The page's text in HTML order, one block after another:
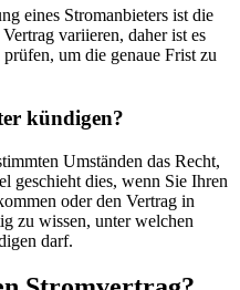
eines Stromanbieters ist die
variieren, daher ist es
um die genaue Frist zu
kündigen?
Umständen das Recht,
geschieht dies, wenn Sie Ihren
oder den Vertrag in
zu wissen, unter welchen
darf.